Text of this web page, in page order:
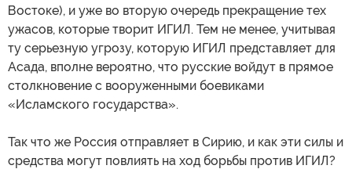
Востоке), и уже во вторую очередь прекращение тех
ужасов, которые творит ИГИЛ. Тем не менее, учитывая
ту серьезную угрозу, которую ИГИЛ представляет для
Асада, вполне вероятно, что русские войдут в прямое
столкновение с вооруженными боевиками
«Исламского государства».
Так что же Россия отправляет в Сирию, и как эти силы и
средства могут повлиять на ход борьбы против ИГИЛ?